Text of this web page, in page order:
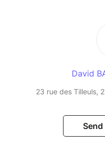
David
23 rue des Tilleuls,
Send